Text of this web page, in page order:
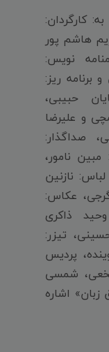
کارگردان:
هاشم پور
نویس:
برنامه ریز:
حبیبی،
و علیرضا
صداگذار:
نامور،
نازنین
عکاس:
ذاکری
تیزر:
پردیس
شمسی
اشاره